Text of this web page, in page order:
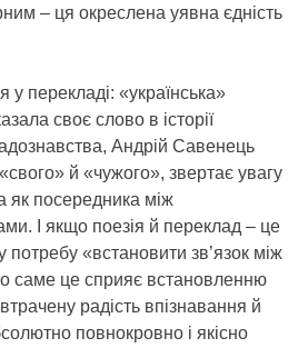
– ця окреслена уявна єдність
у перекладі: «українська»
своє слово в історії
Андрій Савенець
й «чужого», звертає увагу
як посередника між
І якщо поезія й переклад – це
потребу «встановити зв’язок між
саме це сприяє встановленню
радість впізнавання й
повнокровно і якісно